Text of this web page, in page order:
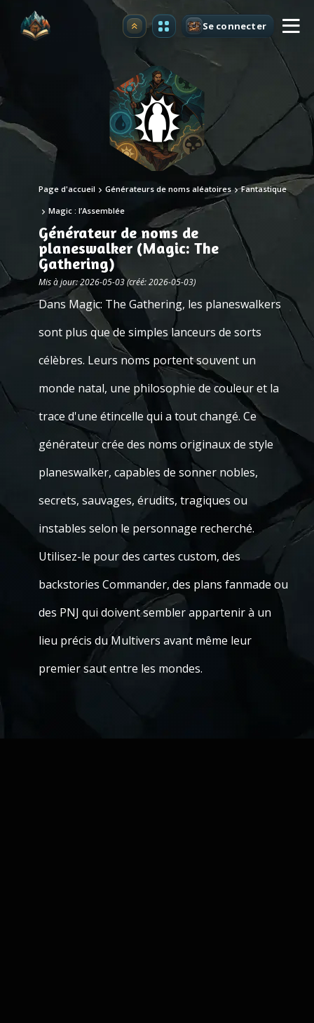
Premium Se connecter
Page d'accueil Générateurs de noms aléatoires Fantastique
Magic : l’Assemblée
Générateur de noms de
planeswalker (Magic: The
Gathering)
Mis à jour: 2026-05-03 (créé: 2026-05-03)
Dans Magic: The Gathering, les planeswalkers
sont plus que de simples lanceurs de sorts
célèbres. Leurs noms portent souvent un
monde natal, une philosophie de couleur et la
trace d'une étincelle qui a tout changé. Ce
générateur crée des noms originaux de style
planeswalker, capables de sonner nobles,
secrets, sauvages, érudits, tragiques ou
instables selon le personnage recherché.
Utilisez-le pour des cartes custom, des
backstories Commander, des plans fanmade ou
des PNJ qui doivent sembler appartenir à un
lieu précis du Multivers avant même leur
premier saut entre les mondes.